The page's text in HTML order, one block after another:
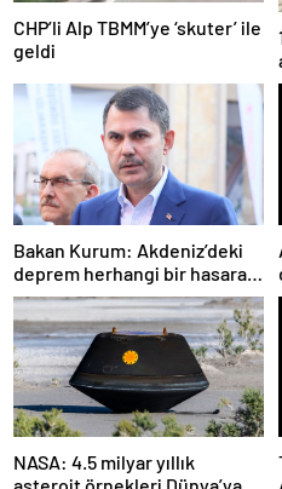
CHP’li Alp TBMM’ye ‘skuter’ ile
geldi
Bakan Kurum: Akdeniz’deki
deprem herhangi bir hasara
neden olmadı
NASA: 4.5 milyar yıllık